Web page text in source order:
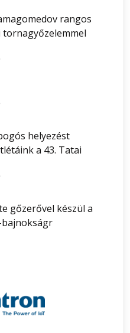
rangos
tornagyőzelemmel
helyezést
a 43. Tatai
gőzerővel készül a